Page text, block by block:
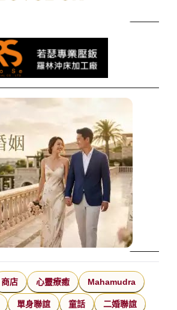
商店 心靈療癒 Mahamudra
單身聯誼 童話 二婚聯誼